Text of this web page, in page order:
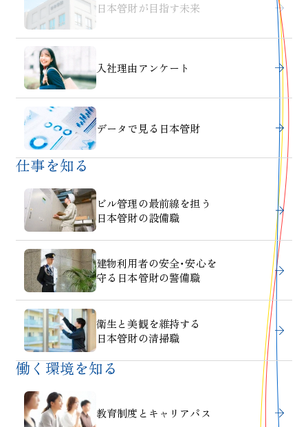
日本管財が目指す未来
入社理由アンケート
データで見る日本管財
仕事を知る
ビル管理の最前線を担う
日本管財の設備職
建物利用者の安全・安心を
守る日本管財の警備職
衛生と美観を維持する
日本管財の清掃職
働く環境を知る
教育制度とキャリアパス